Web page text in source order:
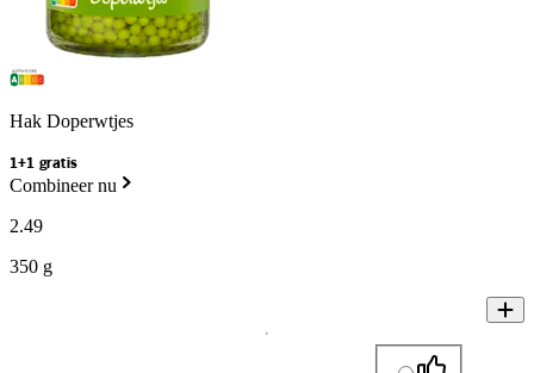
Hak Doperwtjes
1+1 gratis
Combineer nu
2.49
350 g